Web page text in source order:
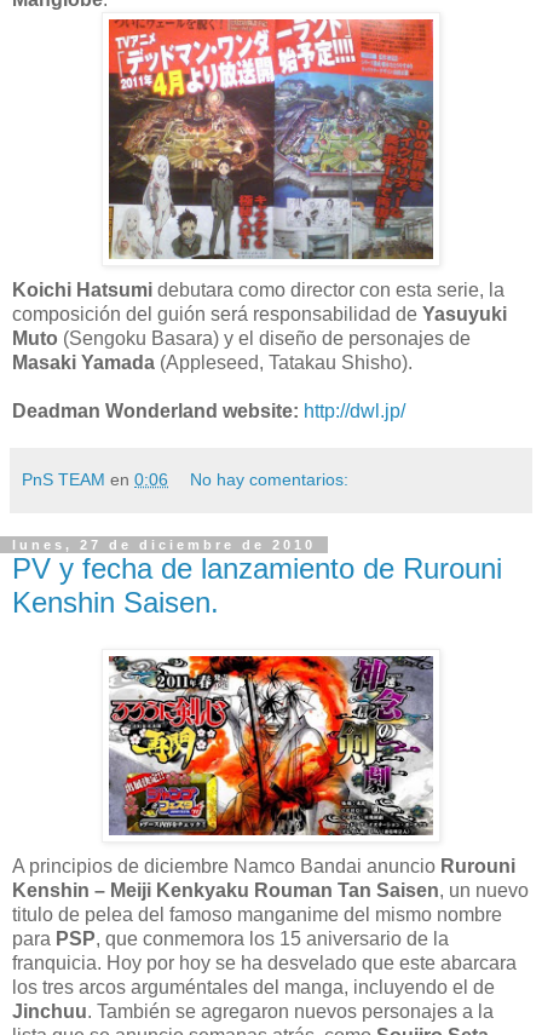
Koichi Hatsumi debutara como director con esta serie, la
composición del guión será responsabilidad de Yasuyuki
Muto (Sengoku Basara) y el diseño de personajes de
Masaki Yamada (Appleseed, Tatakau Shisho).
Deadman Wonderland website: http://dwl.jp/
PnS TEAM en 0:06 No hay comentarios:
lunes, 27 de diciembre de 2010
PV y fecha de lanzamiento de Rurouni
Kenshin Saisen.
A principios de diciembre Namco Bandai anuncio Rurouni
Kenshin – Meiji Kenkyaku Rouman Tan Saisen, un nuevo
titulo de pelea del famoso manganime del mismo nombre
para PSP, que conmemora los 15 aniversario de la
franquicia. Hoy por hoy se ha desvelado que este abarcara
los tres arcos arguméntales del manga, incluyendo el de
Jinchuu. También se agregaron nuevos personajes a la